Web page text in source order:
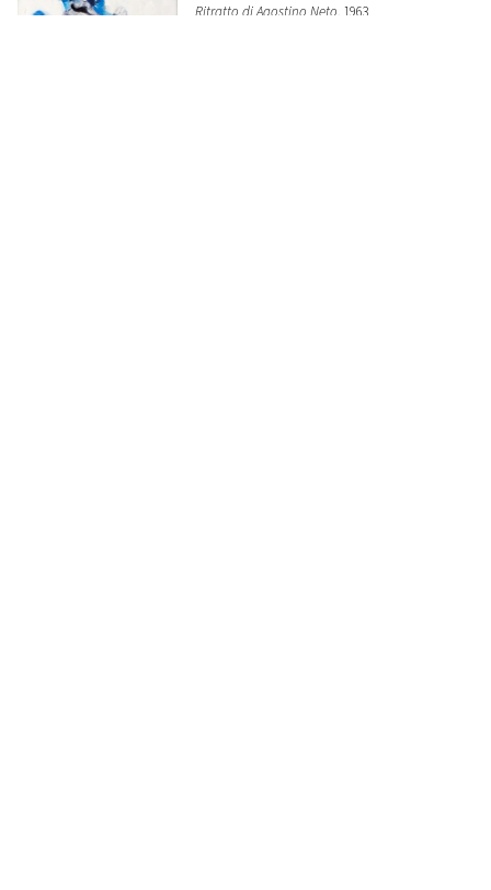
Ritratto di Agostino Neto , 1963